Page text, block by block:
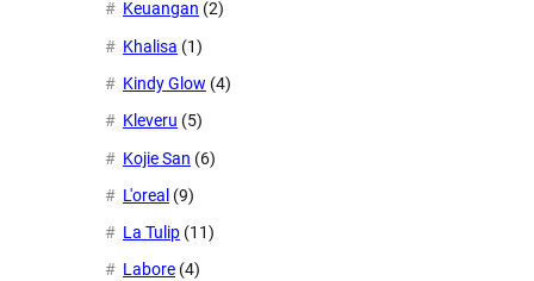
Keuangan (2)
Khalisa (1)
Kindy Glow (4)
Kleveru (5)
Kojie San (6)
L'oreal (9)
La Tulip (11)
Labore (4)